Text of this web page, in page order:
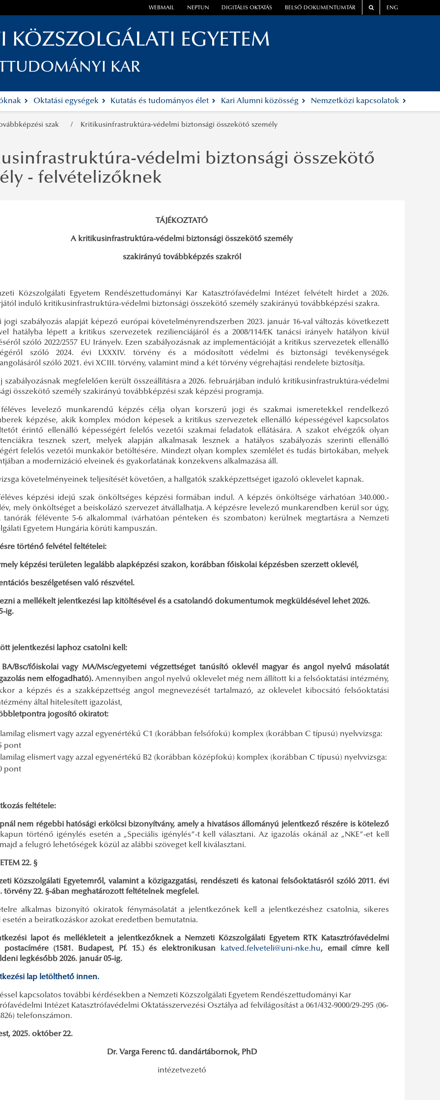
WEBMAIL NEPTUN DIGITÁLIS OKTATÁS BELSŐ DOKUMENTUMTÁR ENG
KÖZSZOLGÁLATI EGYETEM
KAR
Oktatási egységek Kutatás és tudományos élet Kari Alumni közösség Nemzetközi kapcsolatok
szak Kritikusinfrastruktúra-védelmi biztonsági összekötő személy
védelmi biztonsági összekötő
- felvételizőknek
TÁJÉKOZTATÓ
A kritikusinfrastruktúra-védelmi biztonsági összekötő személy
szakirányú továbbképzés szakról
Közszolgálati Egyetem Rendészettudományi Kar Katasztrófavédelmi Intézet felvételt hirdet a 2026.
induló kritikusinfrastruktúra-védelmi biztonsági összekötő személy szakirányú továbbképzési szakra.
jogi szabályozás alapját képező európai követelményrendszerben 2023. január 16-val változás következett
hatályba lépett a kritikus szervezetek rezilienciájáról és a 2008/114/EK tanácsi irányelv hatályon kívül
szóló 2022/2557 EU Irányelv. Ezen szabályozásnak az implementációját a kritikus szervezetek ellenálló
szóló 2024. évi LXXXIV. törvény és a módosított védelmi és biztonsági tevékenységek
szóló 2021. évi XCIII. törvény, valamint mind a két törvény végrehajtási rendelete biztosítja.
szabályozásnak megfelelően került összeállításra a 2026. februárjában induló kritikusinfrastruktúra-védelmi
összekötő személy szakirányú továbbképzési szak képzési programja.
levelező munkarendű képzés célja olyan korszerű jogi és szakmai ismeretekkel rendelkező
képzése, akik komplex módon képesek a kritikus szervezetek ellenálló képességével kapcsolatos
érintő ellenálló képességért felelős vezetői szakmai feladatok ellátására. A szakot elvégzők olyan
tesznek szert, melyek alapján alkalmasak lesznek a hatályos szabályozás szerinti ellenálló
felelős vezetői munkakör betöltésére. Mindezt olyan komplex szemlélet és tudás birtokában, melyek
a modernizáció elveinek és gyakorlatának konzekvens alkalmazása áll.
követelményeinek teljesítését követően, a hallgatók szakképzettséget igazoló oklevelet kapnak.
képzési idejű szak önköltséges képzési formában indul. A képzés önköltsége várhatóan 340.000.-
mely önköltséget a beiskolázó szervezet átvállalhatja. A képzésre levelező munkarendben kerül sor úgy,
tanórák félévente 5-6 alkalommal (várhatóan pénteken és szombaton) kerülnek megtartásra a Nemzeti
Egyetem Hungária körúti kampuszán.
történő felvétel feltételei:
képzési területen legalább alapképzési szakon, korábban főiskolai képzésben szerzett oklevél,
beszélgetésen való részvétel.
a mellékelt jelentkezési lap kitöltésével és a csatolandó dokumentumok megküldésével lehet 2026.
ig.
jelentkezési laphoz csatolni kell:
Bsc/főiskolai vagy MA/Msc/egyetemi végzettséget tanúsító oklevél magyar és angol nyelvű másolatát
nem elfogadható).Amennyiben angol nyelvű oklevelet még nem állított ki a felsőoktatási intézmény,
a képzés és a szakképzettség angol megnevezését tartalmazó, az oklevelet kibocsátó felsőoktatási
által hitelesített igazolást,
jogosító okiratot:
elismert vagy azzal egyenértékű C1 (korábban felsőfokú) komplex (korábban C típusú) nyelvvizsga:
pont
elismert vagy azzal egyenértékű B2 (korábban középfokú) komplex (korábban C típusú) nyelvvizsga:
pont
feltétele:
nem régebbi hatósági erkölcsi bizonyítvány, amely a hivatásos állományú jelentkező részére is kötelező
történő igénylés esetén a „Speciális igénylés”-t kell választani. Az igazolás okánál az „NKE”-et kell
a felugró lehetőségek közül az alábbi szöveget kell kiválasztani.
22. §
Közszolgálati Egyetemről, valamint a közigazgatási, rendészeti és katonai felsőoktatásról szóló 2011. évi
törvény 22. §-ában meghatározott feltételnek megfelel.
alkalmas bizonyító okiratok fénymásolatát a jelentkezőnek kell a jelentkezéshez csatolnia, sikeres
esetén a beiratkozáskor azokat eredetben bemutatnia.
lapot és mellékleteit a jelentkezőknek a Nemzeti Közszolgálati Egyetem RTK Katasztrófavédelmi
postacímére (1581. Budapest, Pf. 15.) és elektronikusan katved.felveteli@uni-nke.hu, email címre kell
legkésőbb 2026. január 05-ig.
lap letölthető innen.
kapcsolatos további kérdésekben a Nemzeti Közszolgálati Egyetem Rendészettudományi Kar
Intézet Katasztrófavédelmi Oktatásszervezési Osztálya ad felvilágosítást a 061/432-9000/29-295 (06-
telefonszámon.
2025. október 22.
Dr. Varga Ferenc tű. dandártábornok, PhD
intézetvezető